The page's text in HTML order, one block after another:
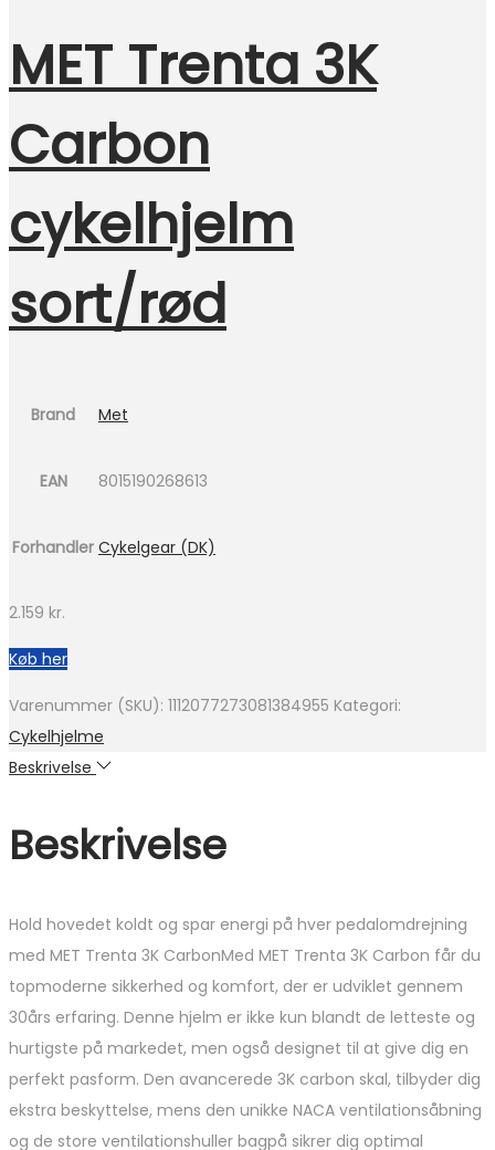
MET Trenta 3K
Carbon
cykelhjelm
sort/rød
Brand Met
EAN 8015190268613
Forhandler Cykelgear (DK)
2.159 kr.
Køb her
Varenummer (SKU): 1112077273081384955 Kategori:
Cykelhjelme
Beskrivelse
Beskrivelse
Hold hovedet koldt og spar energi på hver pedalomdrejning
med MET Trenta 3K CarbonMed MET Trenta 3K Carbon får du
topmoderne sikkerhed og komfort, der er udviklet gennem
30års erfaring. Denne hjelm er ikke kun blandt de letteste og
hurtigste på markedet, men også designet til at give dig en
perfekt pasform. Den avancerede 3K carbon skal, tilbyder dig
ekstra beskyttelse, mens den unikke NACA ventilationsåbning
og de store ventilationshuller bagpå sikrer dig optimal